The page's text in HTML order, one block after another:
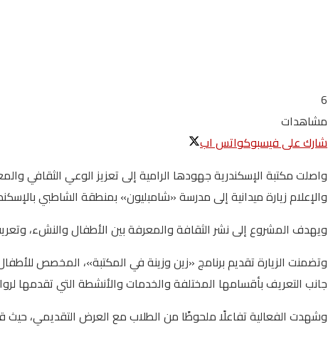
6
مشاهدات
شارك على فيسبوكواتس اب
واصلت مكتبة الإسكندرية جهودها الرامية إلى تعزيز الوعي الثقافي
والإعلام زيارة ميدانية إلى مدرسة «شامبليون» بمنطقة الشاطبي
ويهدف المشروع إلى نشر الثقافة والمعرفة بين الأطفال والنشء،
جانب التعريف بأقسامها المختلفة والخدمات والأنشطة التي تقدمها
وشهدت الفعالية تفاعلًا ملحوظًا من الطلاب مع العرض التقديمي، حيث